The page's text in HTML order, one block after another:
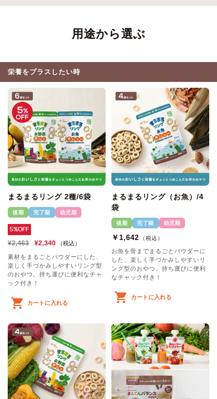
用途から選ぶ
栄養をプラスしたい時
まるまるリング 2種/6袋
後期 完了期 幼児期
5%OFF
¥2,463 ¥2,340
（税込）
素材をまるごとパウダーにした、
楽しく手づかみしやすいリング型
のおやつ。持ち運びに便利なチャ
ック付き！
カートに入れる
まるまるリング（お魚）/4
袋
後期 完了期 幼児期
￥1,642 （税込）
お魚を骨までまるごとパウダーに
した、楽しく手づかみしやすいリ
ング型のおやつ。持ち運びに便利
なチャック付き！
カートに入れる